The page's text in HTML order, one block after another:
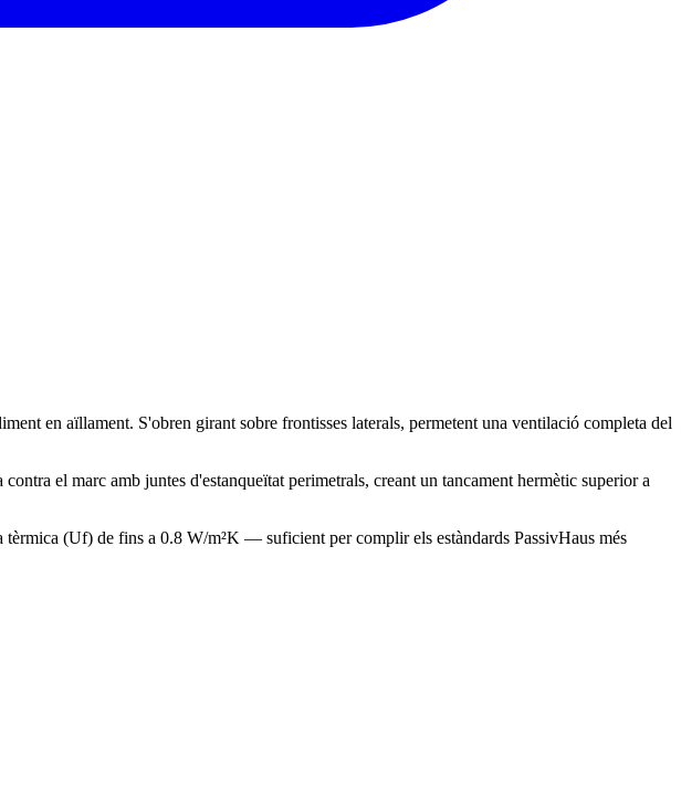
en aïllament. S'obren girant sobre frontisses laterals, permetent una ventilació completa del
el marc amb juntes d'estanqueïtat perimetrals, creant un tancament hermètic superior a
(Uf) de fins a 0.8 W/m²K — suficient per complir els estàndards PassivHaus més